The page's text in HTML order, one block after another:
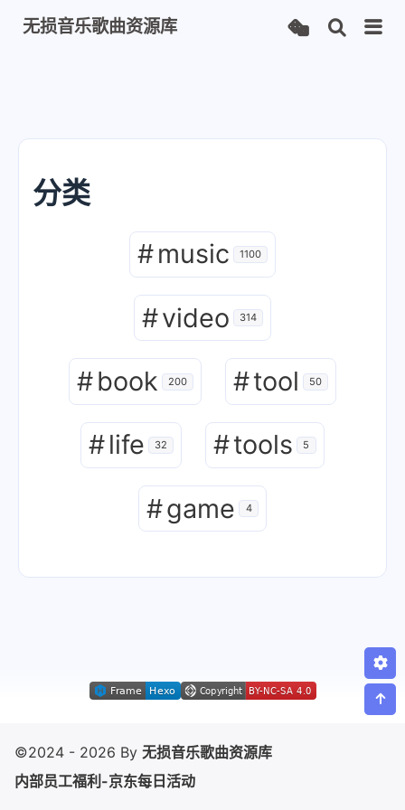
无损音乐歌曲资源库
分类
#music 1100
#video 314
#book 200 #tool 50
#life 32 #tools 5
#game 4
©2024 - 2026 By 无损音乐歌曲资源库
内部员工福利-京东每日活动